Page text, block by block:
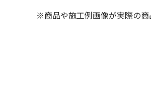
※商品や施工例画像が実際の商